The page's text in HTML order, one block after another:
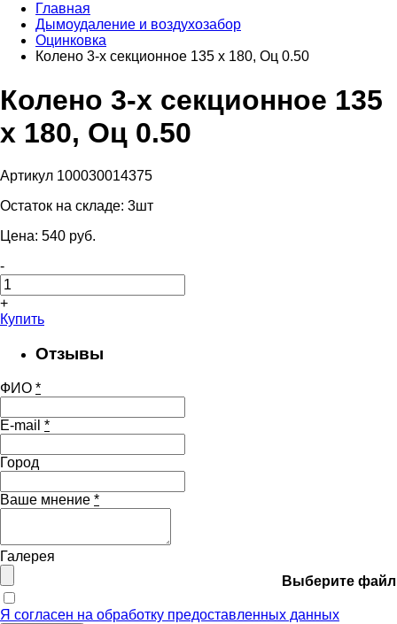
Главная
Дымоудаление и воздухозабор
Оцинковка
Колено 3-х секционное 135 х 180, Оц 0.50
Колено 3-х секционное 135
х 180, Оц 0.50
Артикул 100030014375
Остаток на складе: 3шт
Цена: 540 pуб.
-
+
Купить
Отзывы
ФИО *
E-mail *
Город
Ваше мнение *
Галерея
Выберите файл
Я согласен на обработку предоставленных данных